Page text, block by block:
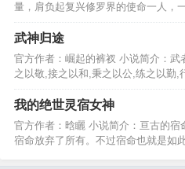
量，肩负起复兴修罗界的使命一人，
下，让整个世界为他颤抖…
武神归途
官方作者：崛起的裤衩 小说简介：
之以敬,接之以和,秉之以公,练之以勤,
武者极境归于始终。…
我的绝世灵宿女神
官方作者：晗矖 小说简介：亘古的
宿命放弃了所有。不过宿命也就是如